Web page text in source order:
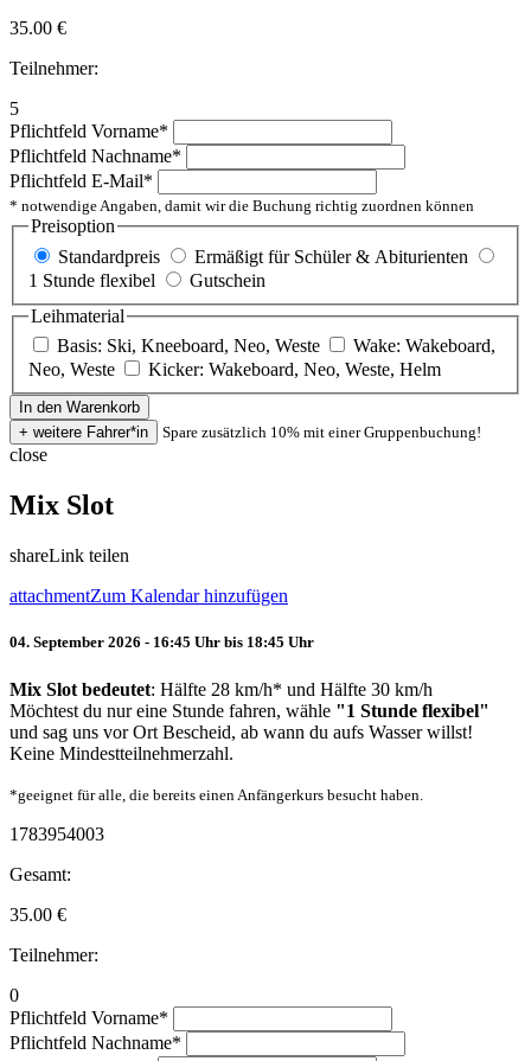
35.00 €
Teilnehmer:
5
Pflichtfeld Vorname*
Pflichtfeld Nachname*
Pflichtfeld E-Mail*
* notwendige Angaben, damit wir die Buchung richtig zuordnen können
Preisoption
Standardpreis
Ermäßigt für Schüler & Abiturienten
1 Stunde flexibel
Gutschein
Leihmaterial
Basis: Ski, Kneeboard, Neo, Weste
Wake: Wakeboard,
Neo, Weste
Kicker: Wakeboard, Neo, Weste, Helm
Spare zusätzlich 10% mit einer Gruppenbuchung!
close
Mix Slot
shareLink teilen
attachmentZum Kalendar hinzufügen
04. September 2026 - 16:45 Uhr bis 18:45 Uhr
Mix Slot bedeutet: Hälfte 28 km/h* und Hälfte 30 km/h
Möchtest du nur eine Stunde fahren, wähle "1 Stunde flexibel"
und sag uns vor Ort Bescheid, ab wann du aufs Wasser willst!
Keine Mindestteilnehmerzahl.
*geeignet für alle, die bereits einen Anfängerkurs besucht haben.
1783954003
Gesamt:
35.00 €
Teilnehmer:
0
Pflichtfeld Vorname*
Pflichtfeld Nachname*